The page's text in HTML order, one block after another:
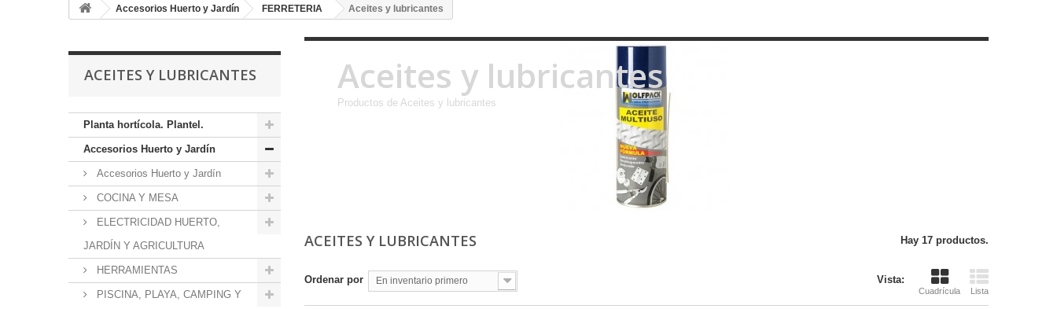
Accesorios Huerto y Jardín FERRETERIA Aceites y lubricantes
ACEITES Y LUBRICANTES
Planta hortícola. Plantel.
Accesorios Huerto y Jardín
Accesorios Huerto y Jardín
COCINA Y MESA
ELECTRICIDAD HUERTO,
JARDÍN Y AGRICULTURA
HERRAMIENTAS
PISCINA, PLAYA, CAMPING Y
Aceites y lubricantes
Productos de Aceites y lubricantes
ACEITES Y LUBRICANTES Hay 17 productos.
Vista:
Cuadrícula Lista
Ordenar por En inventario primero